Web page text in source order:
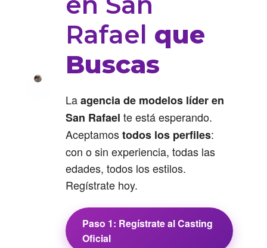
Rafael que
Buscas
Laagencia de modelos líder en
San Rafael te está esperando.
Aceptamostodos los perfiles:
con o sin experiencia, todas las
edades, todos los estilos.
Regístrate hoy.
Paso 1: Regístrate al Casting
Oficial